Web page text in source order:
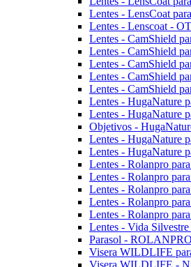
Lentes - LensCoat
Lentes - Lenscoat -
Lentes - CamShield
Lentes - CamShield
Lentes - CamShield
Lentes - CamShield
Lentes - CamShield
Lentes - HugaNature
Lentes - HugaNature
Objetivos -
Lentes - HugaNature
Lentes - HugaNature
Lentes - Rolanpro
Lentes - Rolanpro
Lentes - Rolanpro
Lentes - Rolanpro
Lentes - Rolanpro
Lentes - Vida Silvestre
Parasol - ROLANPRO
Visera WILDLIFE
Visera WILDLIFE -